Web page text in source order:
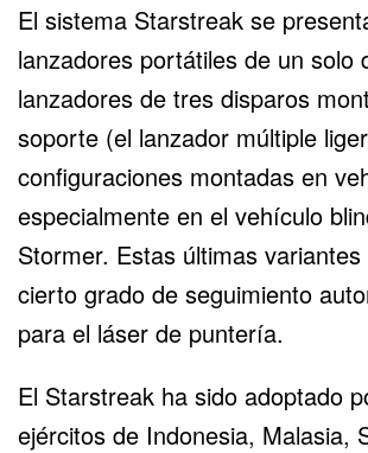
El sistema Starstreak se
lanzadores portátiles de un solo
lanzadores de tres disparos
soporte (el lanzador múltiple
configuraciones montadas en
especialmente en el vehículo
Stormer. Estas últimas
cierto grado de seguimiento
para el láser de puntería.
El Starstreak ha sido adoptado
ejércitos de Indonesia, Malasia,